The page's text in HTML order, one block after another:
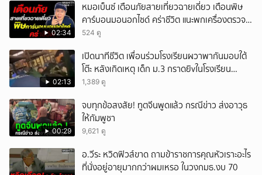
02:34
หมอเบ็นซ์ เตือนภัยสายเที่ยวฉายเดี่ยว เตือนพิษ
คาร์บอนมอนอกไซด์ คร่าชีวิต แนะพกเครื่องตรวจ
วัดติดตัว
524 ดู
02:13
เปิดนาทีชีวิต เพื่อนร่วมโรงเรียนผวาพากันมอบใต้
โต๊ะ หลังเกิดเหตุ เด็ก ม.3 กราดยิvในโรงเรียน
เทพศิรินทร์นนท์ แบบไม่เลือกหน้า เสียงปืนดังสนั่น
1,389 ดู
00:29
จบทุกข้อสงสัย! ทูตจีนพูดแล้ว กรณีข่าว ส่งอาวุธ
ให้กัมพูชา
9,621 ดู
อ.วีระ หวิดฟิวส์ขาด ถามข้าราชการคุณหัวเราะอะไร
ที่นั่งอยู่อายุมากกว่าผมเหรอ ในวงกมธ.งบ 70